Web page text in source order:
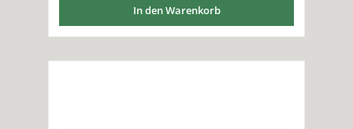
In den Warenkorb